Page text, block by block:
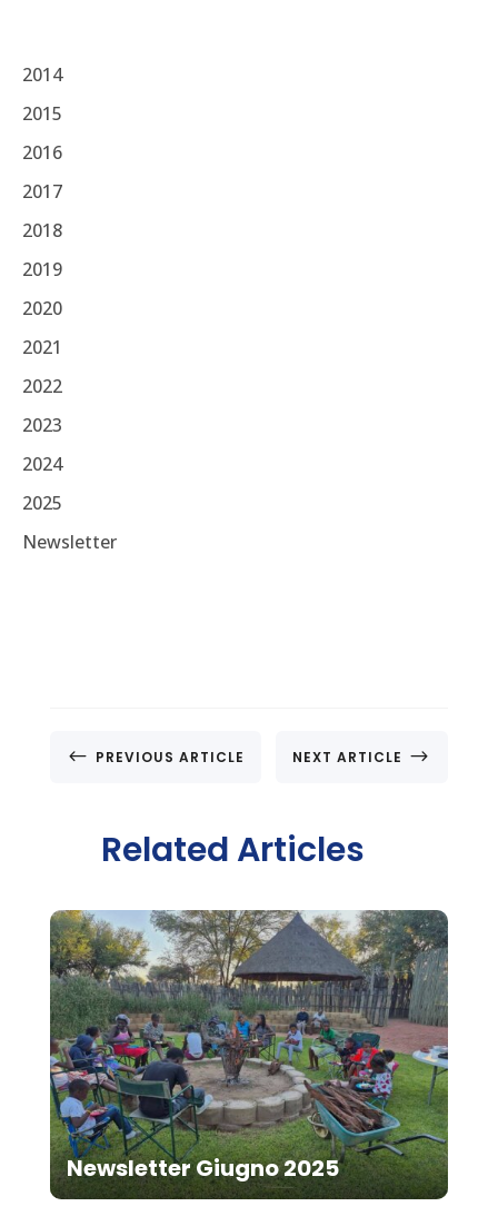
2014
2015
2016
2017
2018
2019
2020
2021
2022
2023
2024
2025
Newsletter
# PREVIOUS ARTICLE NEXT ARTICLE $
Related Articles
Newsletter Giugno 2025